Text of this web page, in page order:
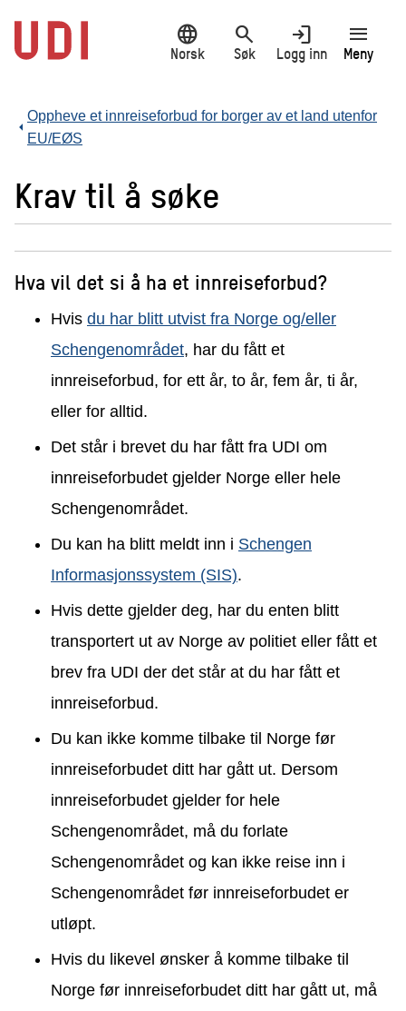
hovedinnhold
language
Norsk
search
Søk
login
Logg inn
menu
Meny
Oppheve et innreiseforbud for borger av et land utenfor
EU/EØS
Krav til å søke
Hva vil det si å ha et innreiseforbud?
Hvis du har blitt utvist fra Norge og/eller
Schengenområdet, har du fått et
innreiseforbud, for ett år, to år, fem år, ti år,
eller for alltid.
Det står i brevet du har fått fra UDI om
innreiseforbudet gjelder Norge eller hele
Schengenområdet.
Du kan ha blitt meldt inn i Schengen
Informasjonssystem (SIS).
Hvis dette gjelder deg, har du enten blitt
transportert ut av Norge av politiet eller fått et
brev fra UDI der det står at du har fått et
innreiseforbud.
Du kan ikke komme tilbake til Norge før
innreiseforbudet ditt har gått ut. Dersom
innreiseforbudet gjelder for hele
Schengenområdet, må du forlate
Schengenområdet og kan ikke reise inn i
Schengenområdet før innreiseforbudet er
utløpt.
Hvis du likevel ønsker å komme tilbake til
Norge før innreiseforbudet ditt har gått ut, må